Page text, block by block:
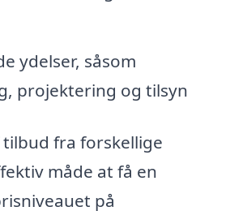
ydelser, såsom
projektering og tilsyn
fra forskellige
måde at få en
på